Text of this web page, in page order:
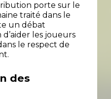
porte sur le
traité dans le
un débat
les joueurs
le respect de
des